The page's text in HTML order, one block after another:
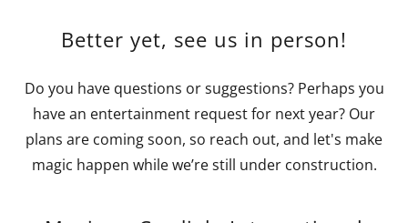
Better yet, see us in person!
Do you have questions or suggestions? Perhaps you
have an entertainment request for next year? Our
plans are coming soon, so reach out, and let's make
magic happen while we’re still under construction.